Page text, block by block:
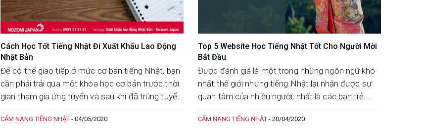
Cách Học Tốt Tiếng Nhật Đi Xuất Khẩu Lao Động
Nhật Bản
Để có thể giao tiếp ở mức cơ bản tiếng Nhật, bạn
cần phải trải qua một khóa học cơ bản trước thời
gian tham gia ứng tuyển và sau khi đã trúng tuyển
chờ xuất cảnh. Nozomi Japan sẽ giúp bạn có
được kỹ năng học tiếng Nhật đi XKLĐ nhanh nhất
CẨM NANG TIẾNG NHẬT - 04/05/2020
Top 5 Website Học Tiếng Nhật Tốt Cho Người Mời
Bắt Đầu
Được đánh giá là một trong những ngôn ngữ khó
nhất thế giới nhưng tiếng Nhật lại nhận được sự
quan tâm của nhiều người, nhất là các bạn trẻ.
Vậy làm sao để chinh phục được ngôn ngữ
CẨM NANG TIẾNG NHẬT - 20/04/2020